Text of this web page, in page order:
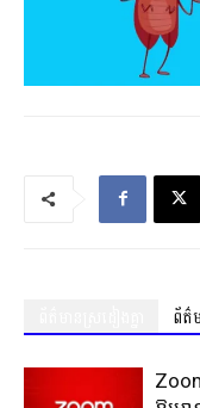
ព័ត៌